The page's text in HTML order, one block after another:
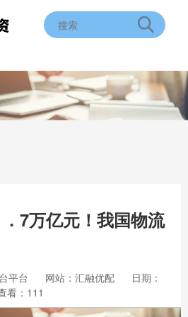
7万亿元！我国物流
平台 网站：汇融优配
日期：
看：111